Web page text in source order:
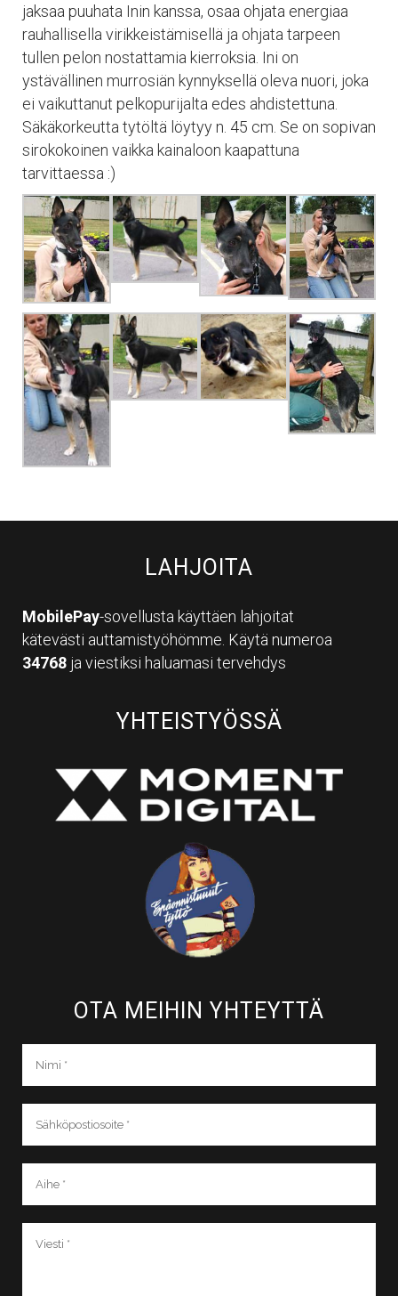
jaksaa puuhata Inin kanssa, osaa ohjata energiaa
rauhallisella virikkeistämisellä ja ohjata tarpeen
tullen pelon nostattamia kierroksia. Ini on
ystävällinen murrosiän kynnyksellä oleva nuori, joka
ei vaikuttanut pelkopurijalta edes ahdistettuna.
Säkäkorkeutta tytöltä löytyy n. 45 cm. Se on sopivan
sirokokoinen vaikka kainaloon kaapattuna
tarvittaessa :)
LAHJOITA
MobilePay-sovellusta käyttäen lahjoitat
kätevästi auttamistyöhömme. Käytä numeroa
34768 ja viestiksi haluamasi tervehdys
YHTEISTYÖSSÄ
OTA MEIHIN YHTEYTTÄ​